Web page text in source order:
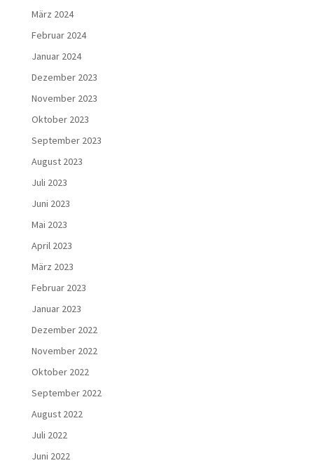
März 2024
Februar 2024
Januar 2024
Dezember 2023
November 2023
Oktober 2023
September 2023
August 2023
Juli 2023
Juni 2023
Mai 2023
April 2023
März 2023
Februar 2023
Januar 2023
Dezember 2022
November 2022
Oktober 2022
September 2022
August 2022
Juli 2022
Juni 2022